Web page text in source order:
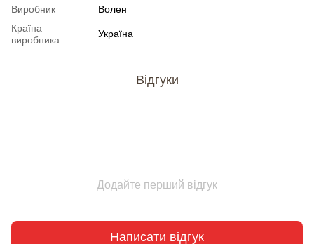
Виробник
Волен
Країна
виробника
Україна
Відгуки
Додайте перший відгук
Написати відгук